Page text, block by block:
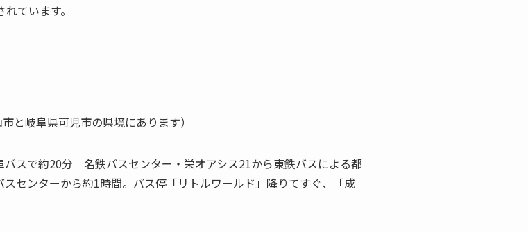
ています。
と岐阜県可児市の県境にあります）
スで約20分 名鉄バスセンター・栄オアシス21から東鉄バスによる都
センターから約1時間。バス停「リトルワールド」降りてすぐ、「成